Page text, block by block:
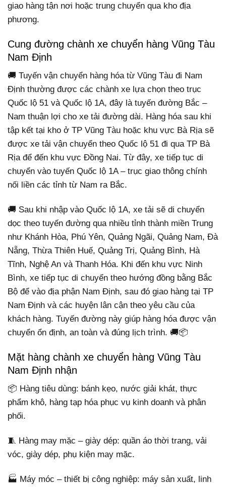
giao hàng tận nơi hoặc trung chuyển qua kho địa
phương.
Cung đường chành xe chuyển hàng Vũng Tàu
Nam Định
🚚 Tuyến vận chuyển hàng hóa từ Vũng Tàu đi Nam
Định thường được các chành xe lựa chọn theo trục
Quốc lộ 51 và Quốc lộ 1A, đây là tuyến đường Bắc –
Nam thuận lợi cho xe tải đường dài. Hàng hóa sau khi
tập kết tại kho ở TP Vũng Tàu hoặc khu vực Bà Rịa sẽ
được xe tải vận chuyển theo Quốc lộ 51 đi qua TP Bà
Rịa để đến khu vực Đồng Nai. Từ đây, xe tiếp tục di
chuyển vào tuyến Quốc lộ 1A – trục giao thông chính
nối liền các tỉnh từ Nam ra Bắc.
🚚 Sau khi nhập vào Quốc lộ 1A, xe tải sẽ di chuyển
dọc theo tuyến đường qua nhiều tỉnh thành miền Trung
như Khánh Hòa, Phú Yên, Quảng Ngãi, Quảng Nam, Đà
Nẵng, Thừa Thiên Huế, Quảng Trị, Quảng Bình, Hà
Tĩnh, Nghệ An và Thanh Hóa. Khi đến khu vực Ninh
Bình, xe tiếp tục di chuyển theo hướng đồng bằng Bắc
Bộ để vào địa phận Nam Định, sau đó giao hàng tại TP
Nam Định và các huyện lân cận theo yêu cầu của
khách hàng. Tuyến đường này giúp hàng hóa được vận
chuyển ổn định, an toàn và đúng lịch trình. 🚚📦
Mặt hàng chành xe chuyển hàng Vũng Tàu
Nam Định nhận
📦 Hàng tiêu dùng: bánh kẹo, nước giải khát, thực
phẩm khô, hàng tạp hóa phục vụ kinh doanh và phân
phối.
🧵 Hàng may mặc – giày dép: quần áo thời trang, vải
vóc, giày dép, phụ kiện may mặc.
🏭 Máy móc – thiết bị công nghiệp: máy sản xuất, linh